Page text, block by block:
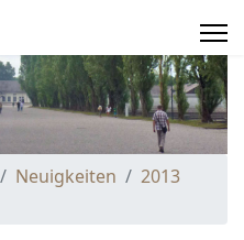
Neuigkeiten
2013